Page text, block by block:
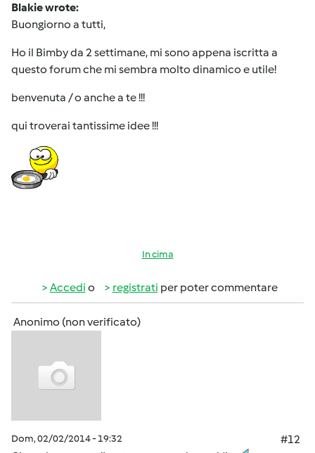
Blakie wrote:
Buongiorno a tutti,
Ho il Bimby da 2 settimane, mi sono appena iscritta a
questo forum che mi sembra molto dinamico e utile!
benvenuta / o anche a te !!!
qui troverai tantissime idee !!!
In cima
Accedi o registrati per poter commentare
Anonimo (non verificato)
Dom, 02/02/2014 - 19:32
#12